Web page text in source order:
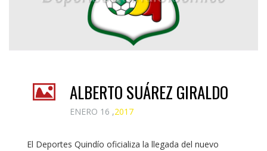
ALBERTO SUÁREZ GIRALDO
ENERO 16 ,2017
El Deportes Quindío oficializa la llegada del nuevo